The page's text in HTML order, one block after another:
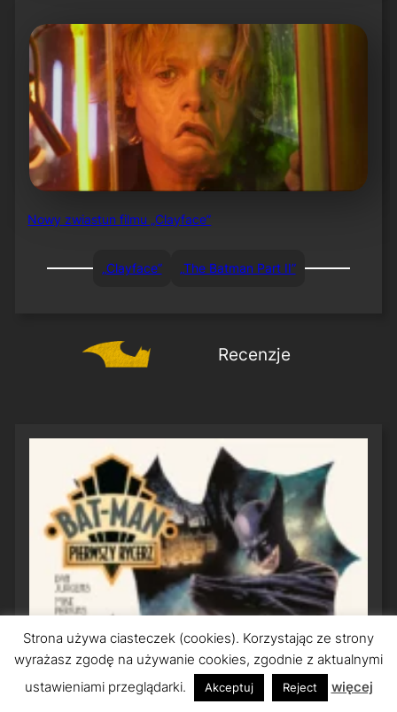
Nowy zwiastun filmu „Clayface”
„Clayface” „The Batman Part II”
Recenzje
Strona używa ciasteczek (cookies). Korzystając ze strony
wyrażasz zgodę na używanie cookies, zgodnie z aktualnymi
ustawieniami przeglądarki.
Akceptuj Reject więcej